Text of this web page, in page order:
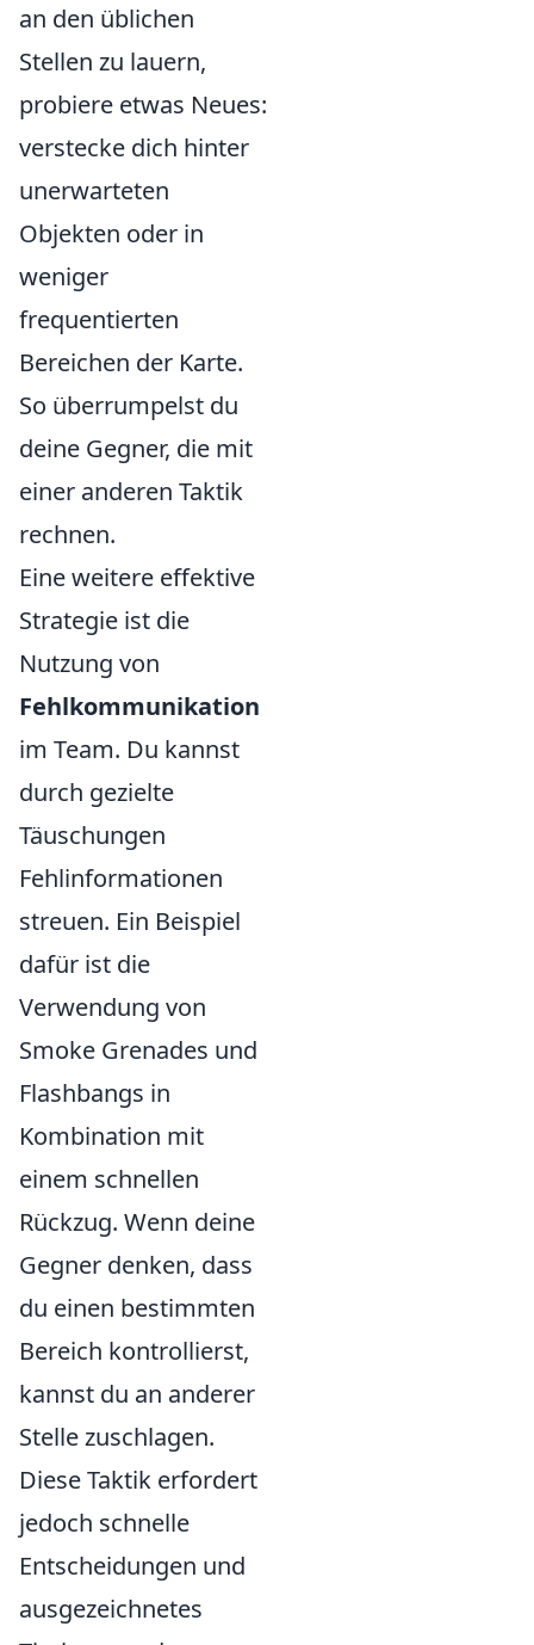
an den üblichen
Stellen zu lauern,
probiere etwas Neues:
verstecke dich hinter
unerwarteten
Objekten oder in
weniger
frequentierten
Bereichen der Karte.
So überrumpelst du
deine Gegner, die mit
einer anderen Taktik
rechnen.
Eine weitere effektive
Strategie ist die
Nutzung von
Fehlkommunikation
im Team. Du kannst
durch gezielte
Täuschungen
Fehlinformationen
streuen. Ein Beispiel
dafür ist die
Verwendung von
Smoke Grenades und
Flashbangs in
Kombination mit
einem schnellen
Rückzug. Wenn deine
Gegner denken, dass
du einen bestimmten
Bereich kontrollierst,
kannst du an anderer
Stelle zuschlagen.
Diese Taktik erfordert
jedoch schnelle
Entscheidungen und
ausgezeichnetes